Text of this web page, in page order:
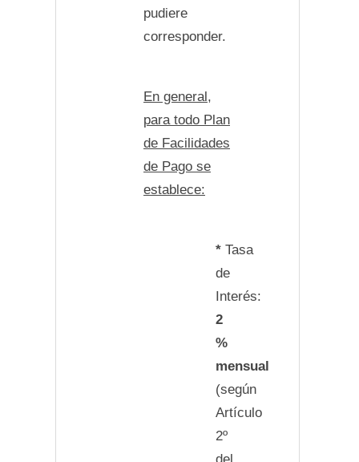
pudiere
corresponder.
En general,
para todo Plan
de Facilidades
de Pago se
establece:
* Tasa
de
Interés:
2
%
mensual
(según
Artículo
2º